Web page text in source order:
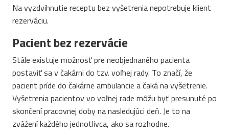
Na vyzdvihnutie receptu bez vyšetrenia nepotrebuje klient
rezerváciu.
Pacient bez rezervácie
Stále existuje možnosť pre neobjednaného pacienta
postaviť sa v čakárni do tzv. voľnej rady. To značí, že
pacient príde do čakárne ambulancie a čaká na vyšetrenie.
Vyšetrenia pacientov vo voľnej rade môžu byť presunuté po
skončení pracovnej doby na nasledujúci deň. Je to na
zvážení každého jednotlivca, ako sa rozhodne.